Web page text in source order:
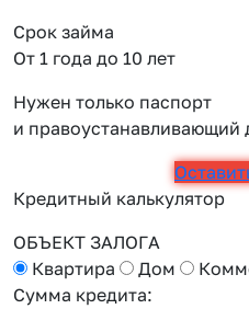
Срок займа
От 1 года до 10 лет
Нужен только паспорт
и правоустанавливающий
Кредитный калькулятор
ОБЪЕКТ ЗАЛОГА
Квартира
Дом
Сумма кредита: